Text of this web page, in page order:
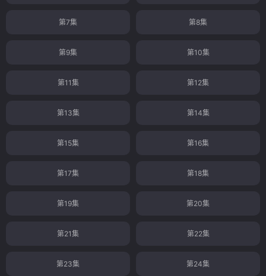
第7集 第8集
第9集 第10集
第11集 第12集
第13集 第14集
第15集 第16集
第17集 第18集
第19集 第20集
第21集 第22集
第23集 第24集